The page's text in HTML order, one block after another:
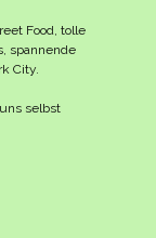
Food, tolle
spannende
City.
selbst